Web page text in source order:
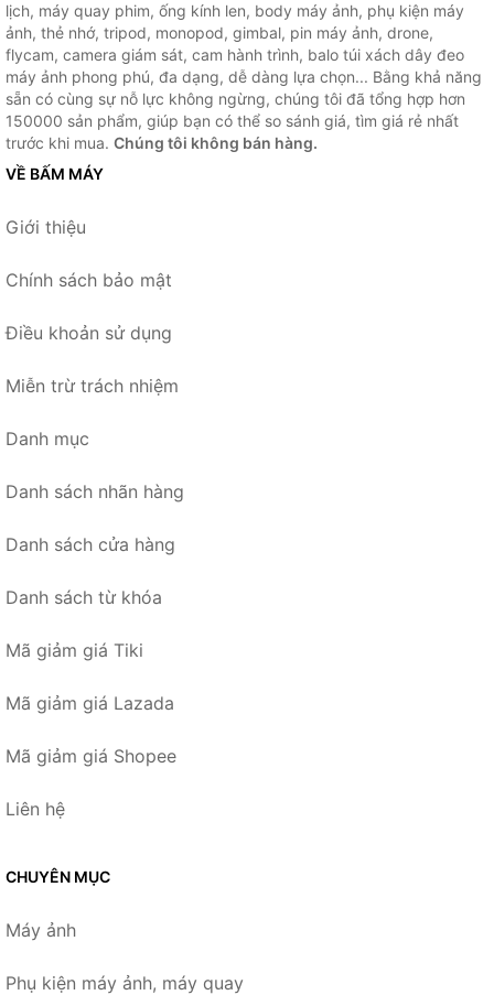
lịch, máy quay phim, ống kính len, body máy ảnh, phụ kiện máy
ảnh, thẻ nhớ, tripod, monopod, gimbal, pin máy ảnh, drone,
flycam, camera giám sát, cam hành trình, balo túi xách dây đeo
máy ảnh phong phú, đa dạng, dễ dàng lựa chọn... Bằng khả năng
sẵn có cùng sự nỗ lực không ngừng, chúng tôi đã tổng hợp hơn
150000 sản phẩm, giúp bạn có thể so sánh giá, tìm giá rẻ nhất
trước khi mua. Chúng tôi không bán hàng.
VỀ BẤM MÁY
Giới thiệu
Chính sách bảo mật
Điều khoản sử dụng
Miễn trừ trách nhiệm
Danh mục
Danh sách nhãn hàng
Danh sách cửa hàng
Danh sách từ khóa
Mã giảm giá Tiki
Mã giảm giá Lazada
Mã giảm giá Shopee
Liên hệ
CHUYÊN MỤC
Máy ảnh
Phụ kiện máy ảnh, máy quay